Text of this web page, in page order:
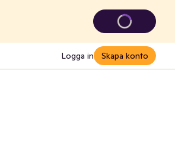
Logga in Skapa konto